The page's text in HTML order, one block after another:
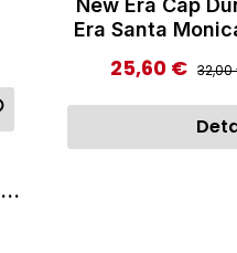
New Era Cap
Era Santa
9FORTY A-
25,60 €